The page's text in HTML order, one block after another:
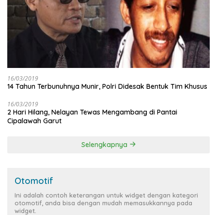
16/03/2019
14 Tahun Terbunuhnya Munir, Polri Didesak Bentuk Tim Khusus
16/03/2019
2 Hari Hilang, Nelayan Tewas Mengambang di Pantai
Cipalawah Garut
Selengkapnya
Otomotif
Ini adalah contoh keterangan untuk widget dengan kategori
otomotif, anda bisa dengan mudah memasukkannya pada
widget.